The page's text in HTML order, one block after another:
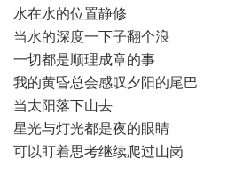
水在水的位置静修
当水的深度一下子翻个浪
一切都是顺理成章的事
我的黄昏总会感叹夕阳的尾巴
当太阳落下山去
星光与灯光都是夜的眼睛
可以盯着思考继续爬过山岗